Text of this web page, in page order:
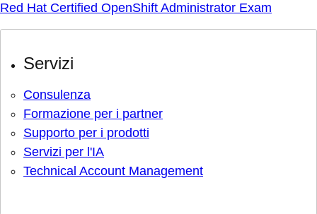
Red Hat Certified OpenShift Administrator Exam
Servizi
Consulenza
Formazione per i partner
Supporto per i prodotti
Servizi per l'IA
Technical Account Management